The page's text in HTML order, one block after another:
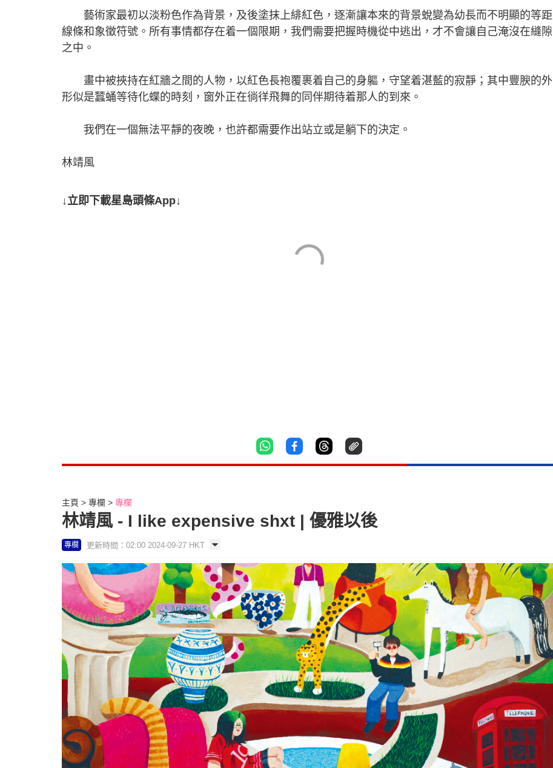
藝術家最初以淡粉色作為背景，及後塗抹上緋紅色，逐漸讓本來的背景蛻變為幼長而不明顯的等距
線條和象徵符號。所有事情都存在着一個限期，我們需要把握時機從中逃出，才不會讓自己淹沒在縫隙
之中。
畫中被挾持在紅牆之間的人物，以紅色長袍覆裹着自己的身軀，守望着湛藍的寂靜；其中豐腴的外
形似是蠶蛹等待化蝶的時刻，窗外正在徜徉飛舞的同伴期待着那人的到來。
我們在一個無法平靜的夜晚，也許都需要作出站立或是躺下的決定。
林靖風
↓立即下載星島頭條App↓
主頁 專欄 專欄
林靖風 - I like expensive shxt | 優雅以後
專欄 更新時間：02:00 2024-09-27 HKT